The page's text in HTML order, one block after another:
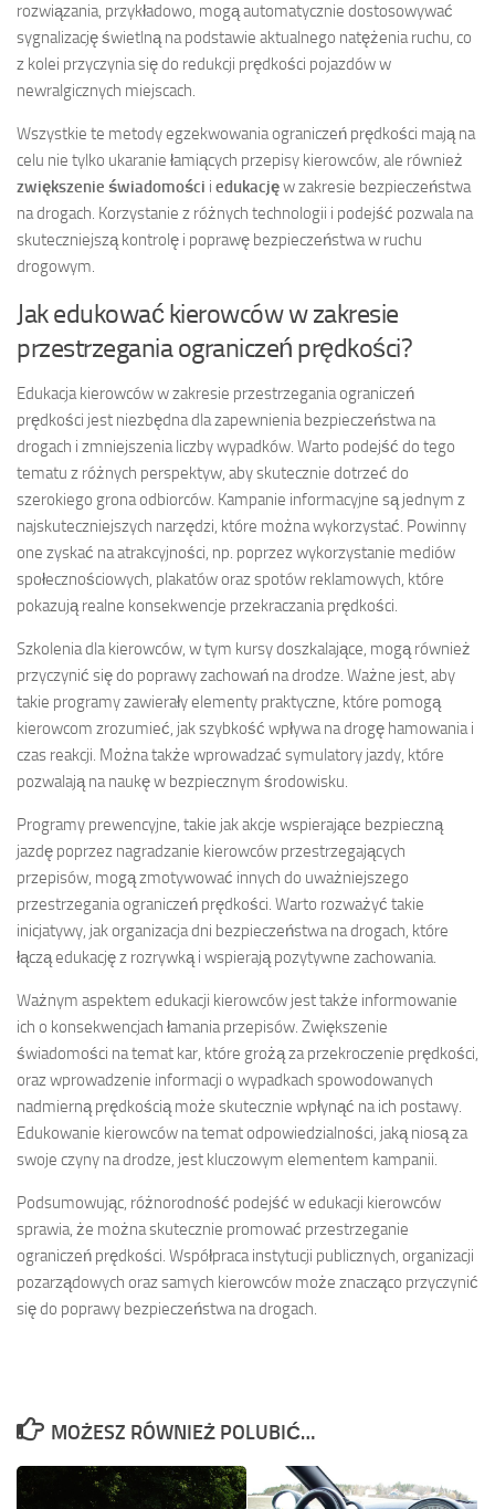
rozwiązania, przykładowo, mogą automatycznie dostosowywać
sygnalizację świetlną na podstawie aktualnego natężenia ruchu, co
z kolei przyczynia się do redukcji prędkości pojazdów w
newralgicznych miejscach.
Wszystkie te metody egzekwowania ograniczeń prędkości mają na
celu nie tylko ukaranie łamiących przepisy kierowców, ale również
zwiększenie świadomości i edukacjęw zakresie bezpieczeństwa
na drogach. Korzystanie z różnych technologii i podejść pozwala na
skuteczniejszą kontrolę i poprawę bezpieczeństwa w ruchu
drogowym.
Jak edukować kierowców w zakresie
przestrzegania ograniczeń prędkości?
Edukacja kierowców w zakresie przestrzegania ograniczeń
prędkości jest niezbędna dla zapewnienia bezpieczeństwa na
drogach i zmniejszenia liczby wypadków. Warto podejść do tego
tematu z różnych perspektyw, aby skutecznie dotrzeć do
szerokiego grona odbiorców. Kampanie informacyjne są jednym z
najskuteczniejszych narzędzi, które można wykorzystać. Powinny
one zyskać na atrakcyjności, np. poprzez wykorzystanie mediów
społecznościowych, plakatów oraz spotów reklamowych, które
pokazują realne konsekwencje przekraczania prędkości.
Szkolenia dla kierowców, w tym kursy doszkalające, mogą również
przyczynić się do poprawy zachowań na drodze. Ważne jest, aby
takie programy zawierały elementy praktyczne, które pomogą
kierowcom zrozumieć, jak szybkość wpływa na drogę hamowania i
czas reakcji. Można także wprowadzać symulatory jazdy, które
pozwalają na naukę w bezpiecznym środowisku.
Programy prewencyjne, takie jak akcje wspierające bezpieczną
jazdę poprzez nagradzanie kierowców przestrzegających
przepisów, mogą zmotywować innych do uważniejszego
przestrzegania ograniczeń prędkości. Warto rozważyć takie
inicjatywy, jak organizacja dni bezpieczeństwa na drogach, które
łączą edukację z rozrywką i wspierają pozytywne zachowania.
Ważnym aspektem edukacji kierowców jest także informowanie
ich o konsekwencjach łamania przepisów. Zwiększenie
świadomości na temat kar, które grożą za przekroczenie prędkości,
oraz wprowadzenie informacji o wypadkach spowodowanych
nadmierną prędkością może skutecznie wpłynąć na ich postawy.
Edukowanie kierowców na temat odpowiedzialności, jaką niosą za
swoje czyny na drodze, jest kluczowym elementem kampanii.
Podsumowując, różnorodność podejść w edukacji kierowców
sprawia, że można skutecznie promować przestrzeganie
ograniczeń prędkości. Współpraca instytucji publicznych, organizacji
pozarządowych oraz samych kierowców może znacząco przyczynić
się do poprawy bezpieczeństwa na drogach.
MOŻESZ RÓWNIEŻ POLUBIĆ…